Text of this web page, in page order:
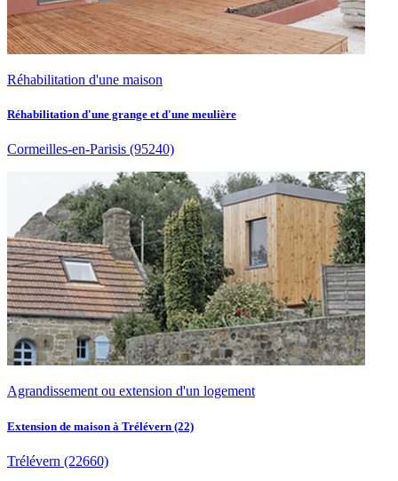
Réhabilitation d'une maison
Réhabilitation d'une grange et d'une meulière
Cormeilles-en-Parisis (95240)
Agrandissement ou extension d'un logement
Extension de maison à Trélévern (22)
Trélévern (22660)